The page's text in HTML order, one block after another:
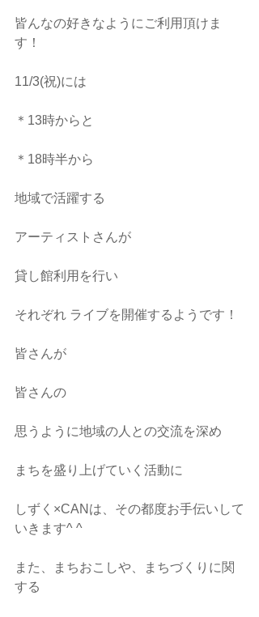
皆んなの好きなようにご利用頂けま
す！
11/3(祝)には
＊13時からと
＊18時半から
地域で活躍する
アーティストさんが
貸し館利用を行い
それぞれ ライブを開催するようです！
皆さんが
皆さんの
思うように地域の人との交流を深め
まちを盛り上げていく活動に
しずく×CANは、その都度お手伝いして
いきます^ ^
また、まちおこしや、まちづくりに関
する